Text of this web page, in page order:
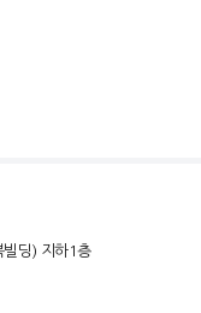
빌딩) 지하1층